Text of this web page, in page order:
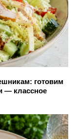
готовим
— классное